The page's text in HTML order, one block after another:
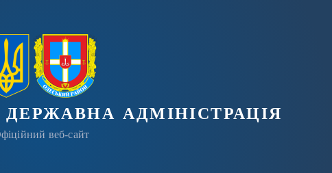
адміністрація
веб-сайт